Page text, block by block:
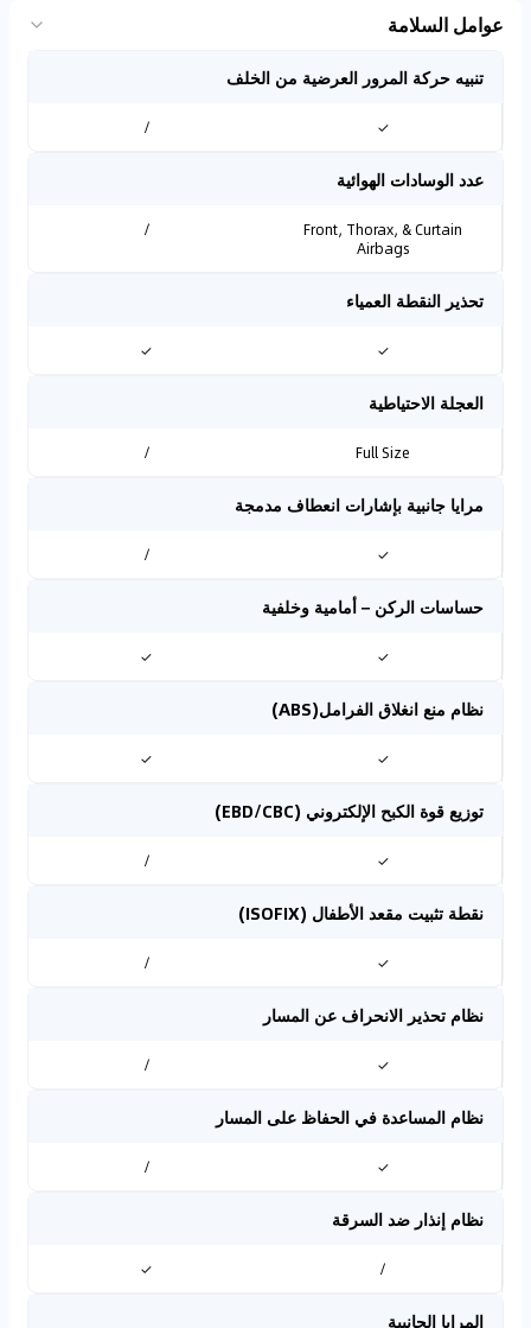
عوامل السلامة
تنبيه حركة المرور العرضية من الخلف
✓
/
عدد الوسادات الهوائية
Front, Thorax, & Curtain
Airbags
/
تحذير النقطة العمياء
✓
✓
العجلة الاحتياطية
Full Size
/
مرايا جانبية بإشارات انعطاف مدمجة
✓
/
حساسات الركن – أمامية وخلفية
✓
✓
نظام منع انغلاق الفرامل(ABS)
✓
✓
توزيع قوة الكبح الإلكتروني (EBD/CBC)
✓
/
نقطة تثبيت مقعد الأطفال (ISOFIX)
✓
/
نظام تحذير الانحراف عن المسار
✓
/
نظام المساعدة في الحفاظ على المسار
✓
/
نظام إنذار ضد السرقة
/
✓
المرايا الجانبية